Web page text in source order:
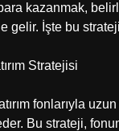
para kazanmak,
gelir. İşte bu
Stratejisi
fonlarıyla
Bu strateji,